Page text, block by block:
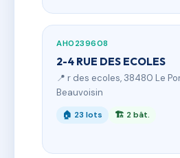
AH0239608
2-4 RUE DES ECOLES
📍 r des ecoles, 38480 Le
Beauvoisin
🏠 23 lots 🏗 2 bât.